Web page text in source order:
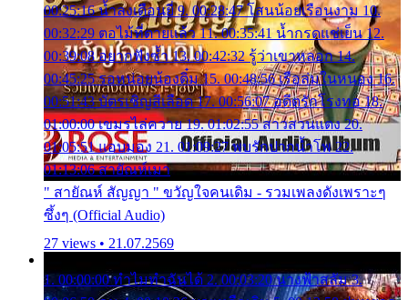
00:25:16 น้ำลงเดือนยี่ 9. 00:28:47 โสนน้อยเรือนงาม 10.
00:32:29 ตอไม้ที่ตายแล้ว 11. 00:35:41 น้ำกรดแช่เย็น 12.
00:39:08 อยากฟังซ้ำ 13. 00:42:32 รู้ว่าเขาหลอก 14.
00:45:25 รอหน่อยน้องติ๋ม 15. 00:48:56 เรือล่มในหนอง 16.
00:51:43 บัตรเชิญสีเลือด 17. 00:56:07 อดีตรักโรงทอ 18.
01:00:00 เขมรไล่ควาย 19. 01:02:55 สาวสวนแตง 20.
01:05:51 แอบมอง 21. 01:09:27 พบรักปากน้ำโพ 22.
01:13:06 สายัณห์เมา
" สายัณห์ สัญญา " ขวัญใจคนเดิม - รวมเพลงดังเพราะๆ
ซึ้งๆ (Official Audio)
27 views • 21.07.2569
1. 00:00:00 ทำไมทำฉันได้ 2. 00:03:20 นางฟ้าสลัม 3.